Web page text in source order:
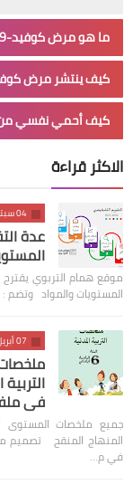
ما هو مرض كوفيد-19؟
كيف ينتشر مرض
كيف أحمي نفسي من
الاكثر قراءة
04 سبتمبر 2020
عدة
موقع همام التربوي
المستويات والمواد وتضم :
07 أبريل 2021
في
جميع ملخصات المستوى
المنهاج المنقح تصميم
في م…